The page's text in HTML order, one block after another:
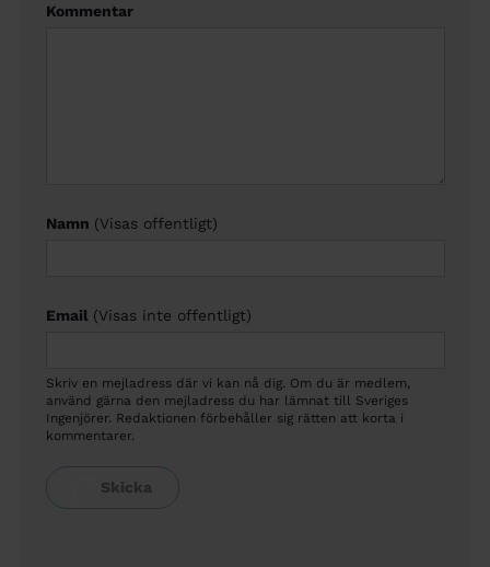
Kommentar
Namn (Visas offentligt)
Email (Visas inte offentligt)
Skriv en mejladress där vi kan nå dig. Om du är medlem,
använd gärna den mejladress du har lämnat till Sveriges
Ingenjörer. Redaktionen förbehåller sig rätten att korta i
kommentarer.